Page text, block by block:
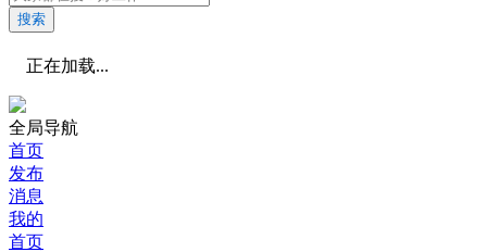
搜索
正在加载...
全局导航
首页
发布
消息
我的
首页